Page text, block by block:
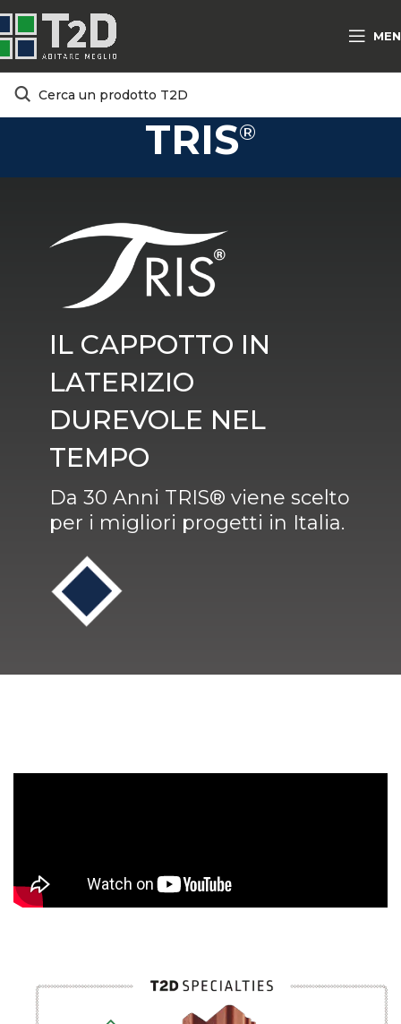
PRODOTTI E SOLUZIONI T2D SPECIALTIES
TRIS®
IL CAPPOTTO IN
LATERIZIO
DUREVOLE NEL
TEMPO
Da 30 Anni TRIS® viene scelto
per i migliori progetti in Italia.